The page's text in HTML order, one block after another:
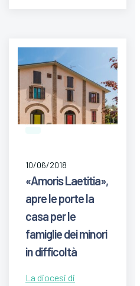
10/06/2018
«Amoris Laetitia»,
apre le porte la
casa per le
famiglie dei minori
in difficoltà
La diocesi di